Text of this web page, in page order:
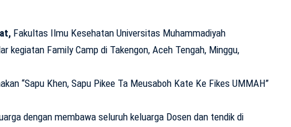
Fakultas Ilmu Kesehatan Universitas Muhammadiyah
kegiatan Family Camp di Takengon, Aceh Tengah, Minggu,
“Sapu Khen, Sapu Pikee Ta Meusaboh Kate Ke Fikes UMMAH”
dengan membawa seluruh keluarga Dosen dan tendik di